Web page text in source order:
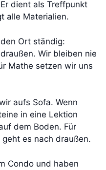
dient als Treffpunkt
alle Materialien.
Ort ständig:
Wir bleiben nie
Mathe setzen wir uns
aufs Sofa. Wenn
in eine Lektion
dem Boden. Für
es nach draußen.
Condo und haben